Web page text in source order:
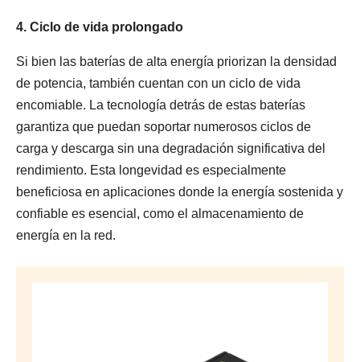
4. Ciclo de vida prolongado
Si bien las baterías de alta energía priorizan la densidad
de potencia, también cuentan con un ciclo de vida
encomiable. La tecnología detrás de estas baterías
garantiza que puedan soportar numerosos ciclos de
carga y descarga sin una degradación significativa del
rendimiento. Esta longevidad es especialmente
beneficiosa en aplicaciones donde la energía sostenida y
confiable es esencial, como el almacenamiento de
energía en la red.